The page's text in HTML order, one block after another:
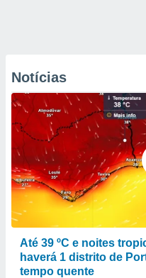
Notícias
Até 39 ºC e noites
haverá 1 distrito de
tempo quente